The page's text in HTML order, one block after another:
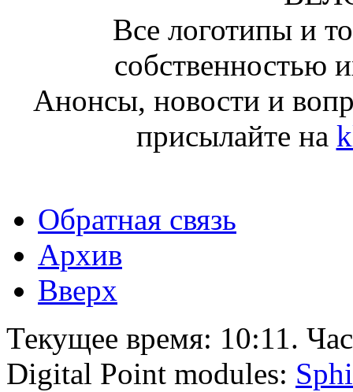
Все логотипы и
собственностью
Анонсы, новости и
присылайте на
Обратная связь
Архив
Вверх
Текущее время: 10:11.
Digital Point modules: